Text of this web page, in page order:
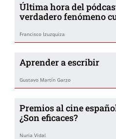
Última hora del
verdadero fenómeno
Francisco Izuzquiza
Aprender a escribir
Gustavo Martín Garzo
Premios al cine
¿Son eficaces?
Nuria Vidal